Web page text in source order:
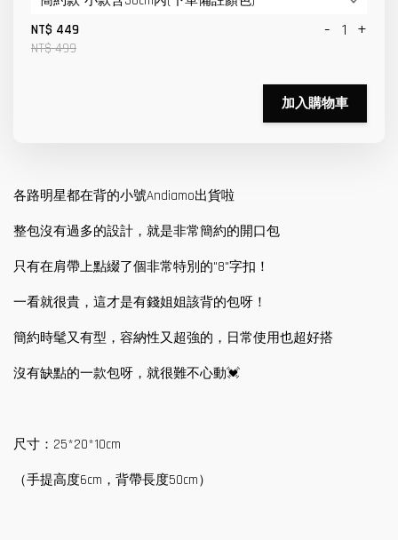
NT$ 449
NT$ 499
- +
加入購物車
各路明星都在背的小號Andiamo出貨啦
整包沒有過多的設計，就是非常簡約的開口包
只有在肩帶上點綴了個非常特別的"8"字扣！
一看就很貴，這才是有錢姐姐該背的包呀！
簡約時髦又有型，容納性又超強的，日常使用也超好搭
沒有缺點的一款包呀，就很難不心動💓
尺寸：25*20*10cm
（手提高度6cm，背帶長度50cm）